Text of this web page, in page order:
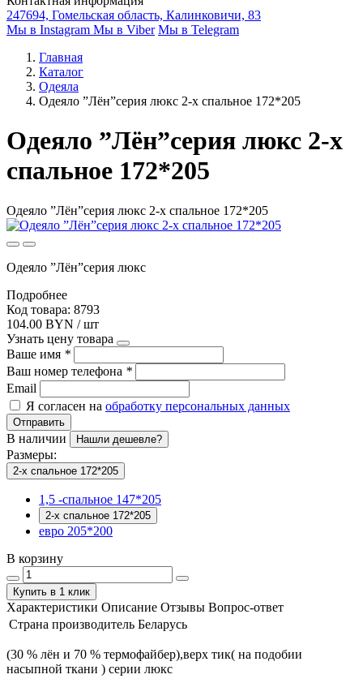
247694, Гомельская область, Калинковичи, 83
Мы в Instagram Мы в Viber Мы в Telegram
Главная
Каталог
Одеяла
Одеяло ”Лён”серия люкс 2-х спальное 172*205
Одеяло ”Лён”серия люкс 2-х
спальное 172*205
Одеяло ”Лён”серия люкс 2-х спальное 172*205
Одеяло ”Лён”серия люкс
Подробнее
Код товара: 8793
104.00 BYN / шт
Узнать цену товара
Ваше имя *
Ваш номер телефона *
Email
Я согласен на обработку персональных данных
Отправить
В наличии Нашли дешевле?
Размеры:
2-х спальное 172*205
1,5 -спальное 147*205
2-х спальное 172*205
евро 205*200
В корзину
Купить в 1 клик
Характеристики Описание Отзывы Вопрос-ответ
Страна производитель Беларусь
(30 % лён и 70 % термофайбер),верх тик( на подобии
насыпной ткани ) серии люкс